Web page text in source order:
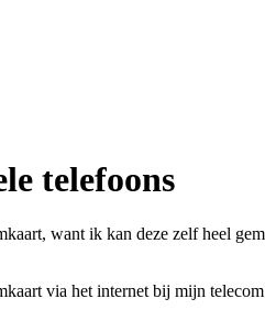
telefoons
want ik kan deze zelf heel
via het internet bij mijn